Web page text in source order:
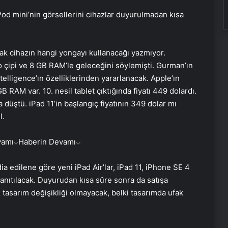
mini’nin görsellerini cihazlar duyurulmadan kısa
cihazın hangi yongayı kullanacağı yazmıyor.
ve 8 GB RAM’le geleceğini söylemişti. Gurman’ın
özelliklerinden yararlanacak. Apple’ın
RAM var. 10. nesil tablet çıktığında fiyatı 449 dolardı.
iPad 11’in başlangıç fiyatının 349 dolar mı
Haberin Devamı
edilene göre yeni iPad Air’lar, iPad 11, iPhone SE 4
Duyurudan kısa süre sonra da satışa
değişikliği olmayacak, belki tasarımda ufak